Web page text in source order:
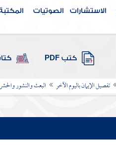
الاستشارات الصوتيات
كتب PDF
تفصيل الإيمان باليوم الآخر البعث والنشور والحشر